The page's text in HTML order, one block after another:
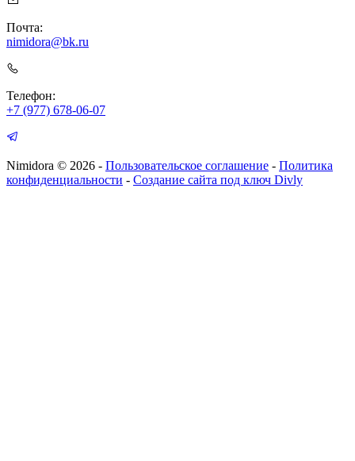
Почта:
nimidora@bk.ru
Телефон:
+7 (977) 678-06-07
Nimidora © 2026 - Пользовательское соглашение - Политика
конфиденциальности - Создание сайта под ключ Divly